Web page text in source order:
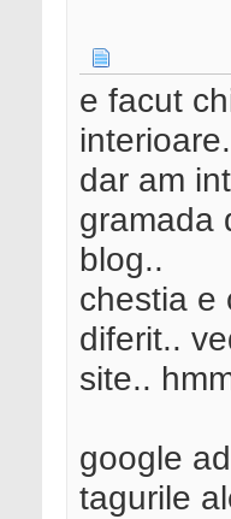
e facut
dar am
gramada
blog..
chestia e
diferit..
site..
google
tagurile